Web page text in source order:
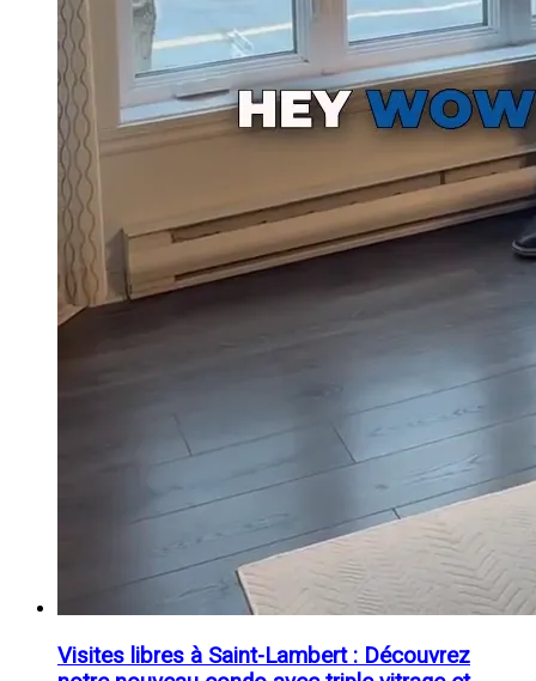
Visites libres à Saint-Lambert : Découvrez